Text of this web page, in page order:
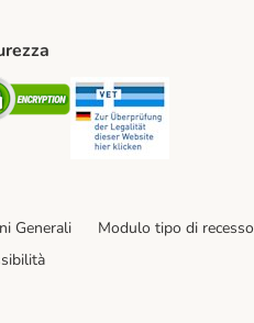
Security
Generali Modulo tipo di recesso